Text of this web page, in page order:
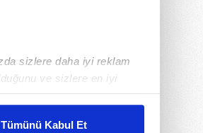
sizlere daha iyi reklam
ve sizlere en iyi
karşılamak
Tümünü Kabul Et